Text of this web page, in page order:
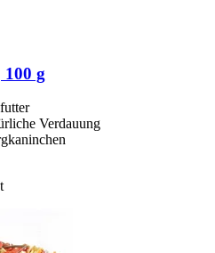
g
Verdauung